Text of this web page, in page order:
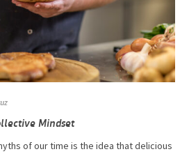
Mindset
of our time is the idea that delicious